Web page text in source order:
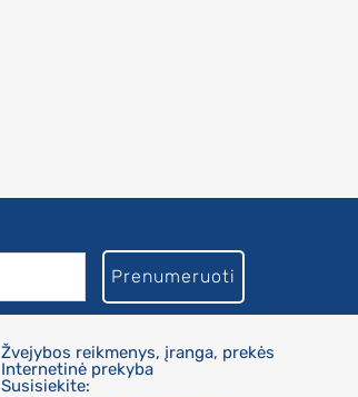
Prenumeruoti
Žvejybos reikmenys, įranga, prekės
Internetinė prekyba
Susisiekite: